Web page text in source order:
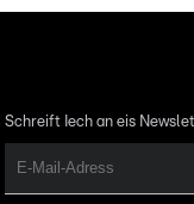
Schreift Iech an eis